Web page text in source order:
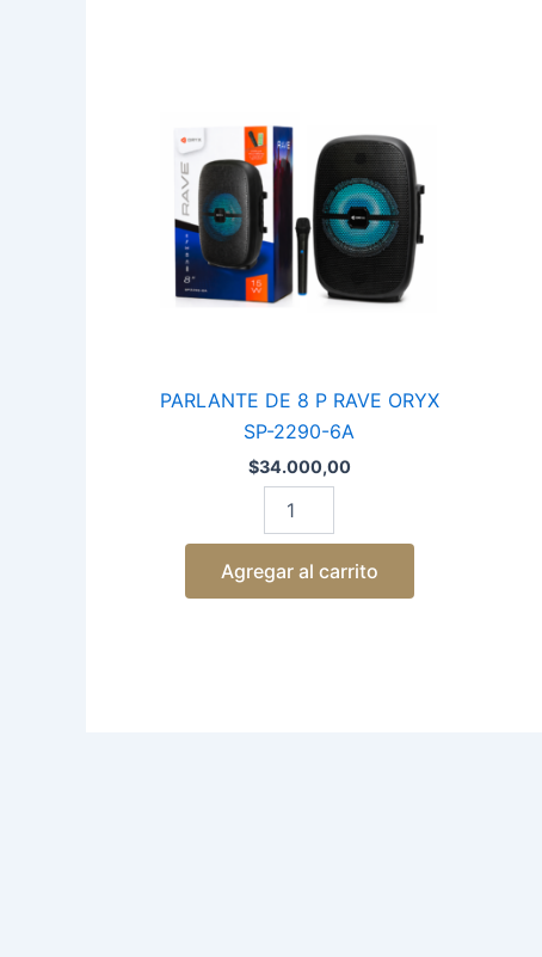
PARLANTE DE 8 P RAVE ORYX
SP-2290-6A
$34.000,00
P
RAVE
ORYX
SP-
2290-
6A
cantidad
Agregar al carrito